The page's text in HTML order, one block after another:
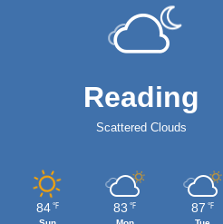
Reading
Scattered Clouds
84 ℉ 83 ℉ 87 ℉